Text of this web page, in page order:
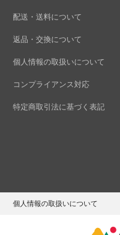
配送・送料について
返品・交換について
個人情報の取扱いについて
コンプライアンス対応
特定商取引法に基づく表記
個人情報の取扱いについて